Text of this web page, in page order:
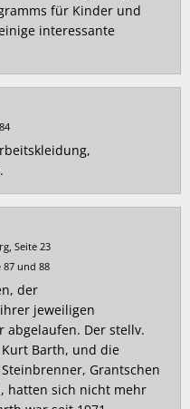
für Kinder und
interessante
Seite 23
87 und 88
der
jeweiligen
abgelaufen. Der stellv.
Barth, und die
Grantschen
hatten sich nicht mehr